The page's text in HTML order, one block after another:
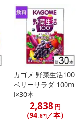
カゴメ 野菜生活100
ベリーサラダ 100m
l×30本
2,838円
（94.6円／本）